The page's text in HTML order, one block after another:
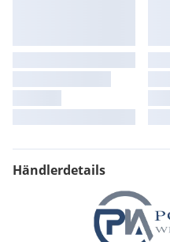
Händlerdetails